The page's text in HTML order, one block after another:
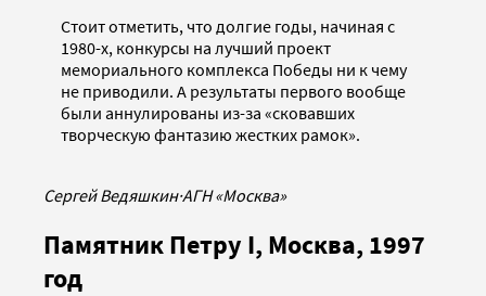
Стоит отметить, что долгие годы, начиная с
1980-х, конкурсы на лучший проект
мемориального комплекса Победы ни к чему
не приводили. А результаты первого вообще
были аннулированы из-за «сковавших
творческую фантазию жестких рамок».
Сергей Ведяшкин·АГН «Москва»
Памятник Петру I, Москва, 1997
год